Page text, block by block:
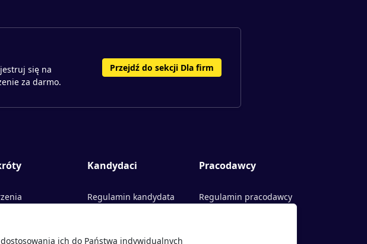
się na
za darmo.
Przejdź do sekcji Dla firm
sprawdź
Kandydaci
Regulamin kandydata
Pracodawcy
Pracodawcy
Regulamin pracodawcy
ich do Państwa indywidualnych